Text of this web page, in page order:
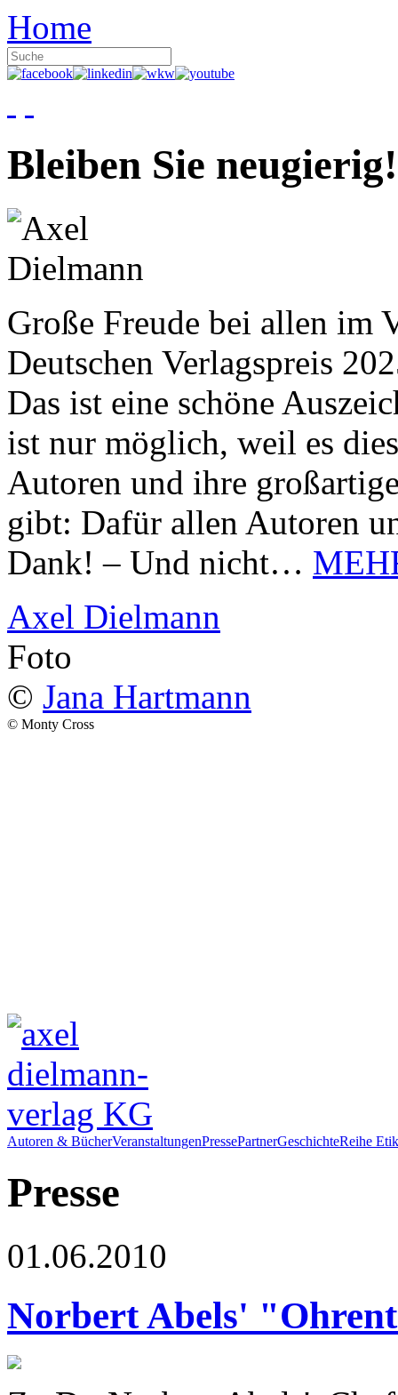
Home
Bleiben Sie neugierig!
Große Freude bei allen im
Deutschen Verlagspreis
Das ist eine schöne
ist nur möglich, weil es
Autoren und ihre
gibt: Dafür allen Autoren
Dank! – Und nicht…
Axel Dielmann
Foto
© Jana Hartmann
© Monty Cross
Autoren & BücherVeranstaltungenPressePartnerGeschichteReihe
Presse
01.06.2010
Norbert Abels'